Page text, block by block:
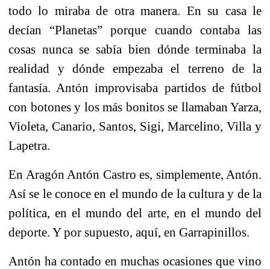
todo lo miraba de otra manera. En su casa le
decían “Planetas” porque cuando contaba las
cosas nunca se sabía bien dónde terminaba la
realidad y dónde empezaba el terreno de la
fantasía. Antón improvisaba partidos de fútbol
con botones y los más bonitos se llamaban Yarza,
Violeta, Canario, Santos, Sigi, Marcelino, Villa y
Lapetra.
En Aragón Antón Castro es, simplemente, Antón.
Así se le conoce en el mundo de la cultura y de la
política, en el mundo del arte, en el mundo del
deporte. Y por supuesto, aquí, en Garrapinillos.
Antón ha contado en muchas ocasiones que vino